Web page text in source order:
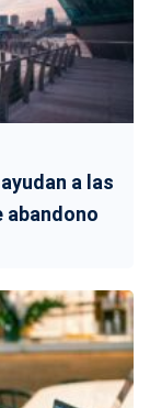
a las
abandono